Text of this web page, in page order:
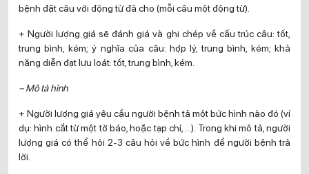
bệnh đặt câu với động từ đã cho (mỗi câu một động từ).
+ Người lượng giá sẽ đánh giá và ghi chép về cấu trúc câu: tốt,
trung bình, kém; ý nghĩa của câu: hợp lý, trung bình, kém; khả
năng diễn đạt lưu loát: tốt, trung bình, kém.
– Mô tả hình
+ Người lượng giá yêu cầu người bệnh tả một bức hình nào đó (ví
dụ: hình cắt từ một tờ báo, hoặc tạp chí, …). Trong khi mô tả, người
lượng giá có thể hỏi 2-3 câu hỏi về bức hình để người bệnh trả
lời.